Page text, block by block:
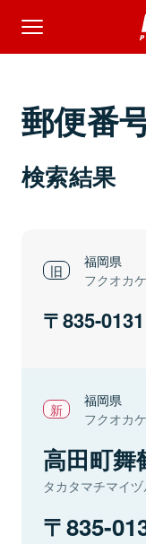
郵便番
検索結果
福岡県
フクオカ
835-0131
福岡県
フクオカ
高田町舞
タカタマチマイ
835-